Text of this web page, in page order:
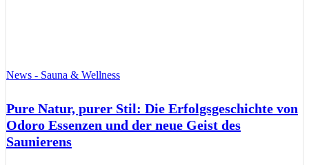
News - Sauna & Wellness
Pure Natur, purer Stil: Die Erfolgsgeschichte von
Odoro Essenzen und der neue Geist des
Saunierens